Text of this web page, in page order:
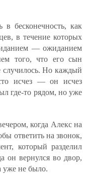
в бесконечность, как
в течение которых
— ожиданием
того, что его сын
случилось. Но каждый
исчез — он исчез
где-то рядом, но уже
когда Алекс на
ответить на звонок,
который разделил
он вернулся во двор,
не было.